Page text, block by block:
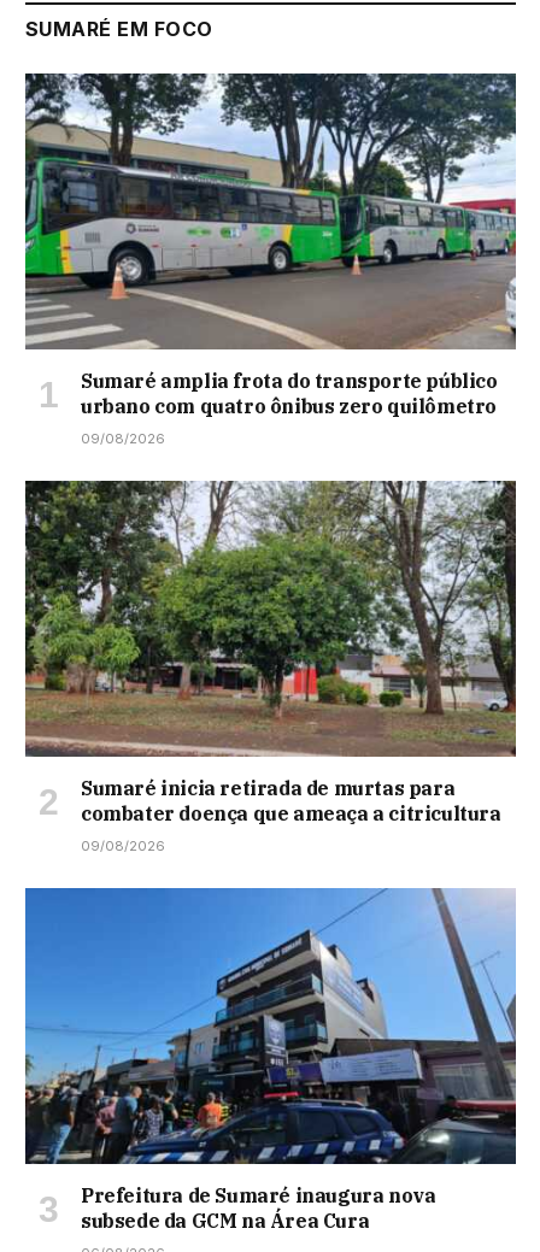
SUMARÉ EM FOCO
Sumaré amplia frota do transporte público
urbano com quatro ônibus zero quilômetro
09/08/2026
Sumaré inicia retirada de murtas para
combater doença que ameaça a citricultura
09/08/2026
Prefeitura de Sumaré inaugura nova
subsede da GCM na Área Cura